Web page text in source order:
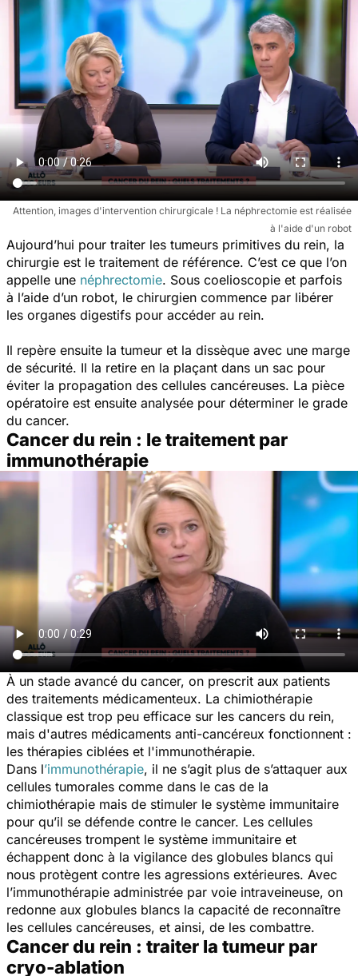
Attention, images d'intervention chirurgicale ! La néphrectomie est réalisée
à l'aide d'un robot
Aujourd’hui pour traiter les tumeurs primitives du rein, la
chirurgie est le traitement de référence. C’est ce que l’on
appelle une néphrectomie. Sous coelioscopie et parfois
à l’aide d’un robot, le chirurgien commence par libérer
les organes digestifs pour accéder au rein.
Il repère ensuite la tumeur et la dissèque avec une marge
de sécurité. Il la retire en la plaçant dans un sac pour
éviter la propagation des cellules cancéreuses. La pièce
opératoire est ensuite analysée pour déterminer le grade
du cancer.
Cancer du rein : le traitement par
immunothérapie
À un stade avancé du cancer, on prescrit aux patients
des traitements médicamenteux. La chimiothérapie
classique est trop peu efficace sur les cancers du rein,
mais d'autres médicaments anti-cancéreux fonctionnent :
les thérapies ciblées et l'immunothérapie.
Dans l’immunothérapie, il ne s’agit plus de s’attaquer aux
cellules tumorales comme dans le cas de la
chimiothérapie mais de stimuler le système immunitaire
pour qu’il se défende contre le cancer. Les cellules
cancéreuses trompent le système immunitaire et
échappent donc à la vigilance des globules blancs qui
nous protègent contre les agressions extérieures. Avec
l’immunothérapie administrée par voie intraveineuse, on
redonne aux globules blancs la capacité de reconnaître
les cellules cancéreuses, et ainsi, de les combattre.
Cancer du rein : traiter la tumeur par
cryo-ablation